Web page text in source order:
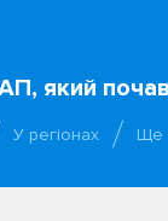
який почав
У регіонах Ще